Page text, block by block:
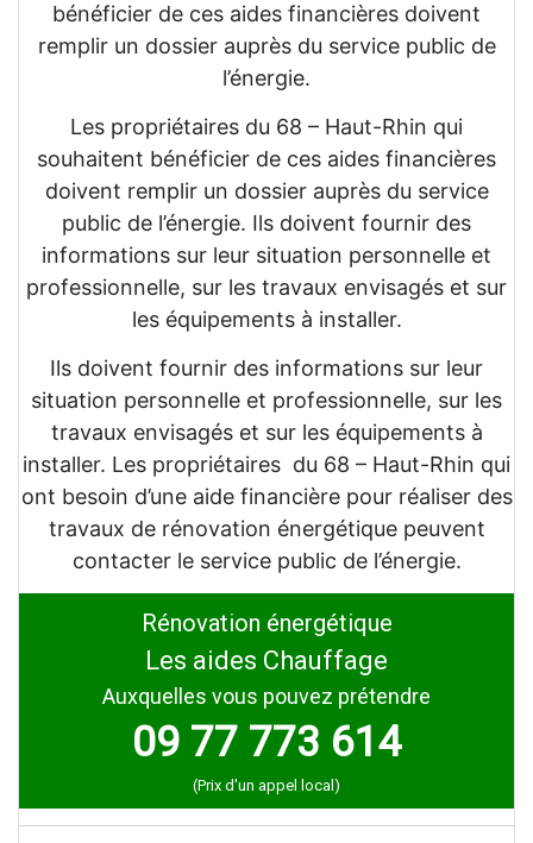
bénéficier de ces aides financières doivent
remplir un dossier auprès du service public de
l’énergie.
Les propriétaires du 68 – Haut-Rhin qui
souhaitent bénéficier de ces aides financières
doivent remplir un dossier auprès du service
public de l’énergie. Ils doivent fournir des
informations sur leur situation personnelle et
professionnelle, sur les travaux envisagés et sur
les équipements à installer.
Ils doivent fournir des informations sur leur
situation personnelle et professionnelle, sur les
travaux envisagés et sur les équipements à
installer. Les propriétaires du 68 – Haut-Rhin qui
ont besoin d’une aide financière pour réaliser des
travaux de rénovation énergétique peuvent
contacter le service public de l’énergie.
Rénovation énergétique
Les aides Chauffage
Auxquelles vous pouvez prétendre
09 77 773 614
(Prix d'un appel local)